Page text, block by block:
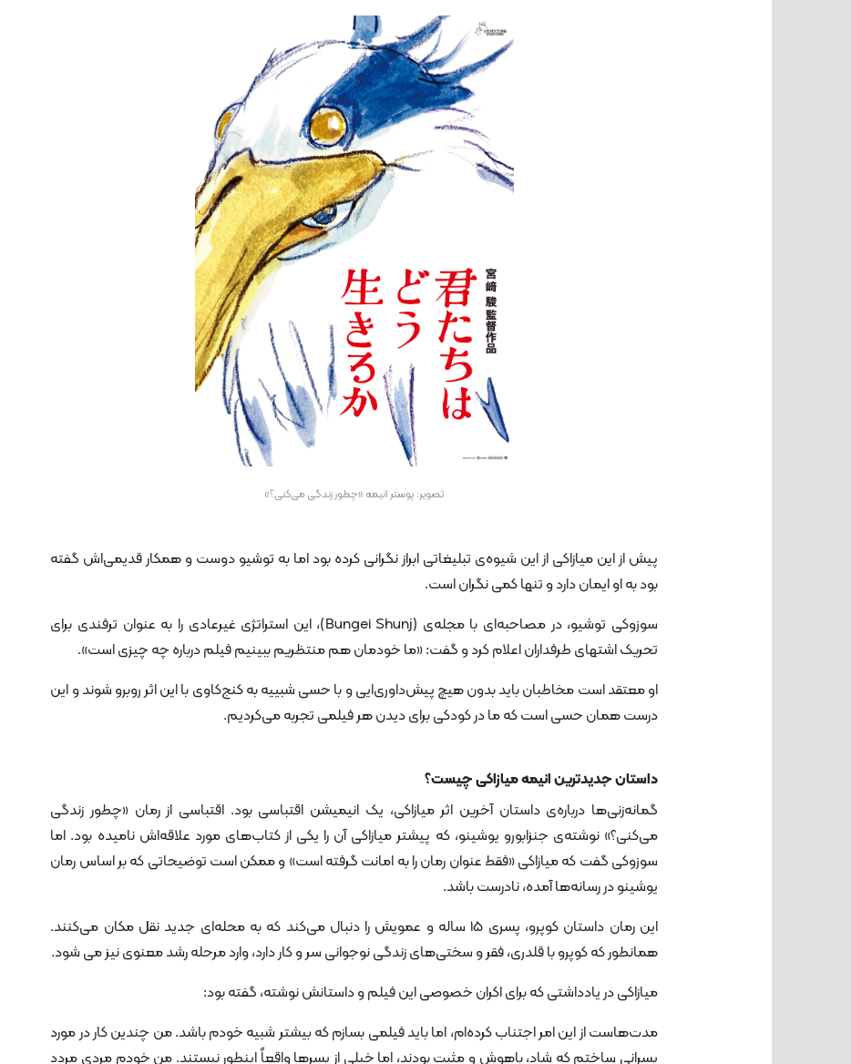
تصویر: پوستر انیمه «چطور زندگی می‌کنی؟»
پیش از این میازاکی از این شیوه‌ی تبلیغاتی ابراز نگرانی کرده بود اما به توشیو دوست و همکار قدیمی‌اش گفته
بود به او ایمان دارد و تنها کمی نگران است.
سوزوکی توشیو، در مصاحبه‌ای با مجله‌ی (Bungei Shunj)، این استراتژی غیرعادی را به عنوان ترفندی برای
تحریک اشتهای طرفداران اعلام کرد و گفت: «ما خودمان هم منتظریم ببینیم فیلم درباره چه چیزی است».
او معتقد است مخاطبان باید بدون هیچ پیش‌داوری‌ایی و با حسی شبییه به کنج‌کاوی با این اثر روبرو شوند و این
درست همان حسی است که ما در کودکی برای دیدن هر فیلمی تجربه می‌کردیم.
داستان جدیدترین انیمه میازاکی چیست؟
گمانه‌زنی‌ها درباره‌ی داستان آخرین اثر میازاکی، یک انیمیشن اقتباسی بود. اقتباسی از رمان «چطور زندگی
می‌کنی؟» نوشته‌ی جنزابورو یوشینو، که پیشتر میازاکی آن را یکی از کتاب‌های مورد علاقه‌اش نامیده بود. اما
سوزوکی گفت که میازاکی «فقط عنوان رمان را به امانت گرفته است» و ممکن است توضیحاتی که بر اساس رمان
یوشینو در رسانه‌ها آمده، نادرست باشد.
این رمان داستان کوپرو، پسری 15 ساله و عمویش را دنبال می‌کند که به محله‌ای جدید نقل مکان می‌کنند.
همانطور که کوپرو با قلدری، فقر و سختی‌های زندگی نوجوانی سر و کار دارد، وارد مرحله رشد معنوی نیز می شود.
میازاکی در یادداشتی که برای اکران خصوصی این فیلم و داستانش نوشته، گفته بود:
مدت‌هاست از این امر اجتناب کرده‌ام، اما باید فیلمی بسازم که بیشتر شبیه خودم باشد. من چندین کار در مورد
پسرانی ساختم که شاد، باهوش و مثبت بودند، اما خیلی از پسرها واقعاً اینطور نیستند. من خودم مردی مردد